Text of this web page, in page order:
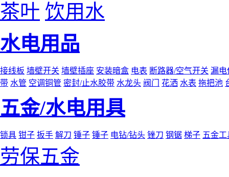
茶叶 饮用水
水电用品
接线板 墙壁开关 墙壁插座 安装暗盒 电表 断路器/空气开关 漏电
带 水管 空调铜管 密封/止水胶带 水龙头 阀门 花洒 水表 拖把池
五金/水电用具
锁具 钳子 扳手 解刀 锤子 锤子 电钻/钻头 锉刀 钢锯 梯子 五金
劳保五金